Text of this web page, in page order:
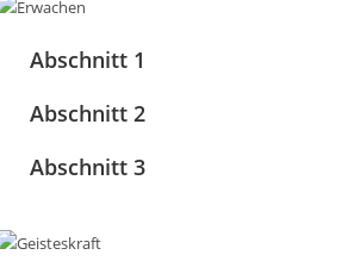
Abschnitt 1
Abschnitt 2
Abschnitt 3